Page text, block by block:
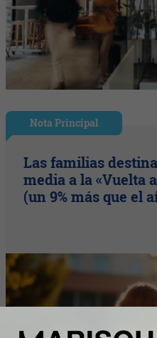
Nota Principal
Las familias
media a la «Vuelta
(un 9% más que el